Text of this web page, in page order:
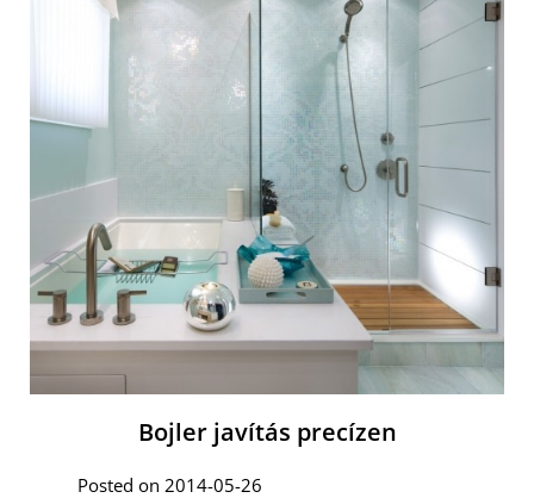
Bojler javítás precízen
Posted on 2014-05-26